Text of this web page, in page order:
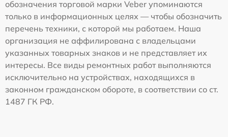
обозначения торговой марки Veber упоминаются
только в информационных целях — чтобы обозначить
перечень техники, с которой мы работаем. Наша
организация не аффилирована с владельцами
указанных товарных знаков и не представляет их
интересы. Все виды ремонтных работ выполняются
исключительно на устройствах, находящихся в
законном гражданском обороте, в соответствии со ст.
1487 ГК РФ.